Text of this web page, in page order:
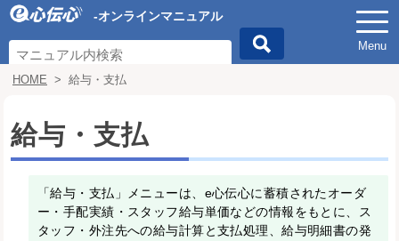
-オンラインマニュアル
Menu
HOME > 給与・支払
給与・支払
「給与・支払」メニューは、e心伝心に蓄積されたオーダ
ー・手配実績・スタッフ給与単価などの情報をもとに、ス
タッフ・外注先への給与計算と支払処理、給与明細書の発